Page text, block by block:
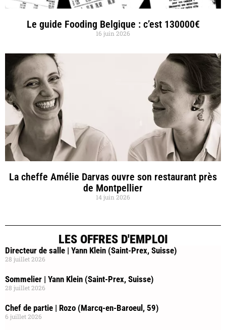
Le guide Fooding Belgique : c’est 130000€
16 juin 2026
La cheffe Amélie Darvas ouvre son restaurant près
de Montpellier
14 juin 2026
LES OFFRES D'EMPLOI
Directeur de salle | Yann Klein (Saint-Prex, Suisse)
28 juillet 2026
Sommelier | Yann Klein (Saint-Prex, Suisse)
28 juillet 2026
Chef de partie | Rozo (Marcq-en-Baroeul, 59)
6 juillet 2026